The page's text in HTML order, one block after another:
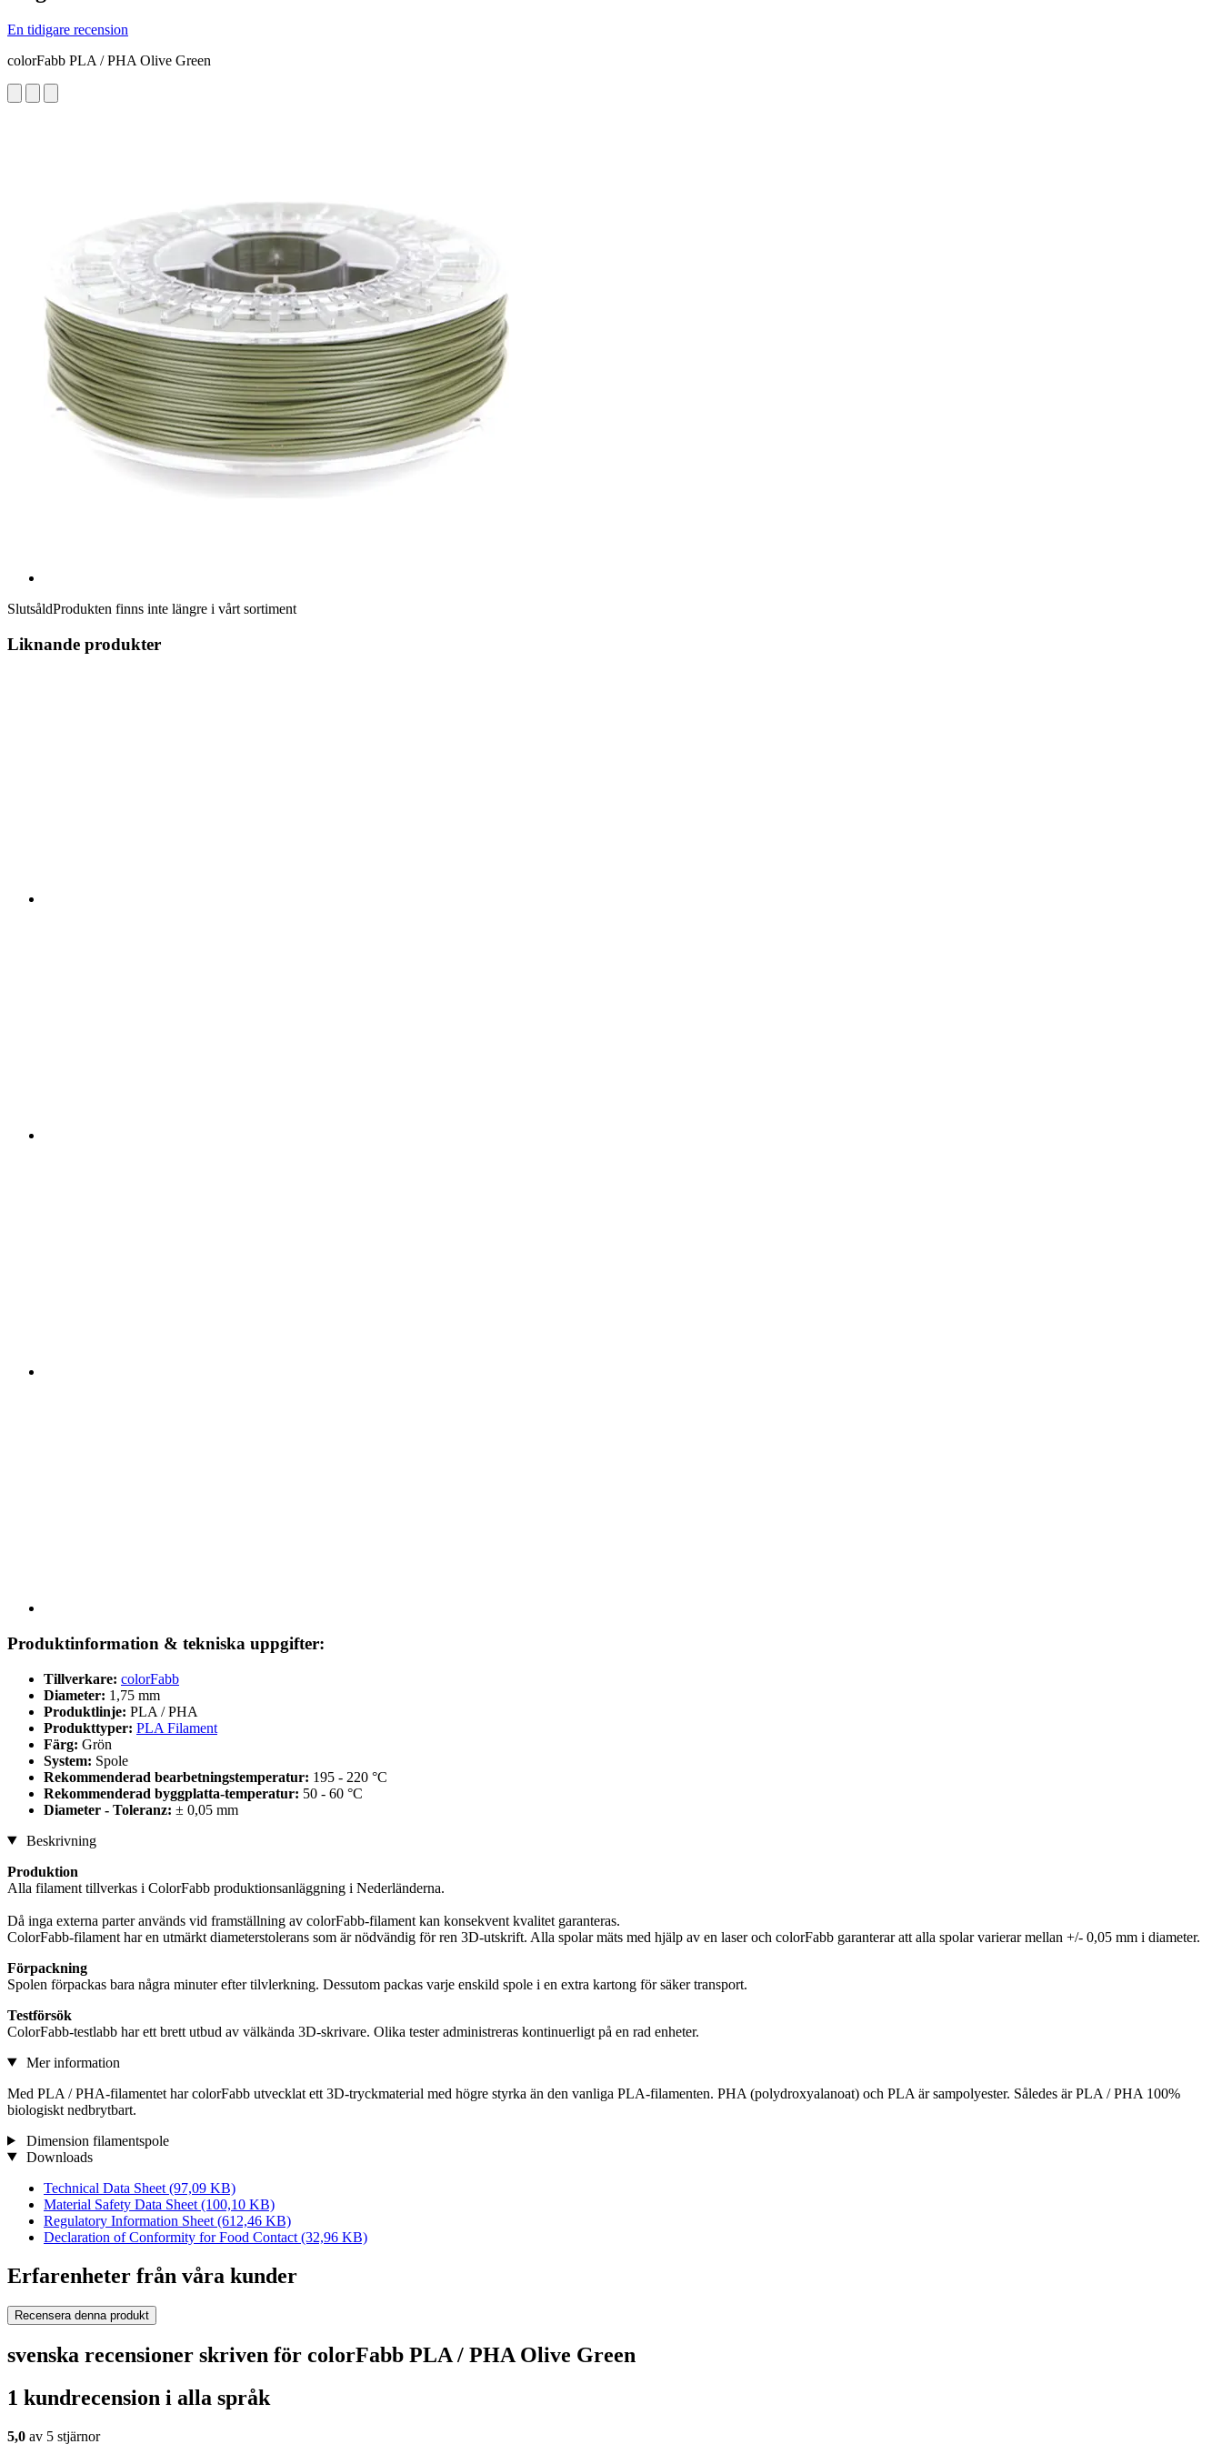
En tidigare recension
colorFabb PLA / PHA Olive Green
SlutsåldProdukten finns inte längre i vårt sortiment
Liknande produkter
Produktinformation & tekniska uppgifter:
Tillverkare: colorFabb
Diameter: 1,75 mm
Produktlinje: PLA / PHA
Produkttyper: PLA Filament
Färg: Grön
System: Spole
Rekommenderad bearbetningstemperatur: 195 - 220 °C
Rekommenderad byggplatta-temperatur: 50 - 60 °C
Diameter - Toleranz: ± 0,05 mm
Beskrivning
Produktion
Alla filament tillverkas i ColorFabb produktionsanläggning i Nederländerna.
Då inga externa parter används vid framställning av colorFabb-filament kan konsekvent kvalitet garanteras.
ColorFabb-filament har en utmärkt diameterstolerans som är nödvändig för ren 3D-utskrift. Alla spolar mäts med hjälp av en laser och colorFabb garanterar att alla spolar varierar mellan +/- 0,05 mm i diameter.
Förpackning
Spolen förpackas bara några minuter efter tilvlerkning. Dessutom packas varje enskild spole i en extra kartong för säker transport.
Testförsök
ColorFabb-testlabb har ett brett utbud av välkända 3D-skrivare. Olika tester administreras kontinuerligt på en rad enheter.
Mer information
Med PLA / PHA-filamentet har colorFabb utvecklat ett 3D-tryckmaterial med högre styrka än den vanliga PLA-filamenten. PHA (polydroxyalanoat) och PLA är sampolyester. Således är PLA / PHA 100%
biologiskt nedbrytbart.
Dimension filamentspole
Downloads
Technical Data Sheet (97,09 KB)
Material Safety Data Sheet (100,10 KB)
Regulatory Information Sheet (612,46 KB)
Declaration of Conformity for Food Contact (32,96 KB)
Erfarenheter från våra kunder
Recensera denna produkt
svenska recensioner skriven för colorFabb PLA / PHA Olive Green
1 kundrecension i alla språk
5,0 av 5 stjärnor